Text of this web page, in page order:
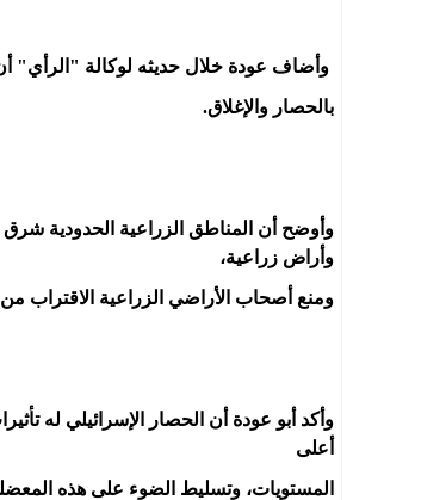
وأضاف عودة خلال حديثه لوكالة "الرأي" أن
بالحصار والإغلاق.
وأوضح أن المناطق الزراعية الحدودية
وأراض زراعية،
ومنع أصحاب الأراضي الزراعية الاقتراب
وأكد أبو عودة أن الحصار الإسرائيلي له
أعلى
المستويات، وتسليط الضوء على هذه